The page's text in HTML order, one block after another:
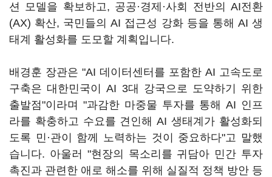
션 모델을 확보하고, 공공·경제·사회 전반의 AI전환
(AX) 확산, 국민들의 AI 접근성 강화 등을 통해 AI 생
태계 활성화를 도모할 계획입니다.
배경훈 장관은 "AI 데이터센터를 포함한 AI 고속도로
구축은 대한민국이 AI 3대 강국으로 도약하기 위한
출발점"이라며 "과감한 마중물 투자를 통해 AI 인프
라를 확충하고 수요를 견인해 AI 생태계가 활성화되
도록 민·관이 함께 노력하는 것이 중요하다"고 말했
습니다. 아울러 "현장의 목소리를 귀담아 민간 투자
촉진과 관련한 애로 해소를 위해 실질적 정책 방안 등